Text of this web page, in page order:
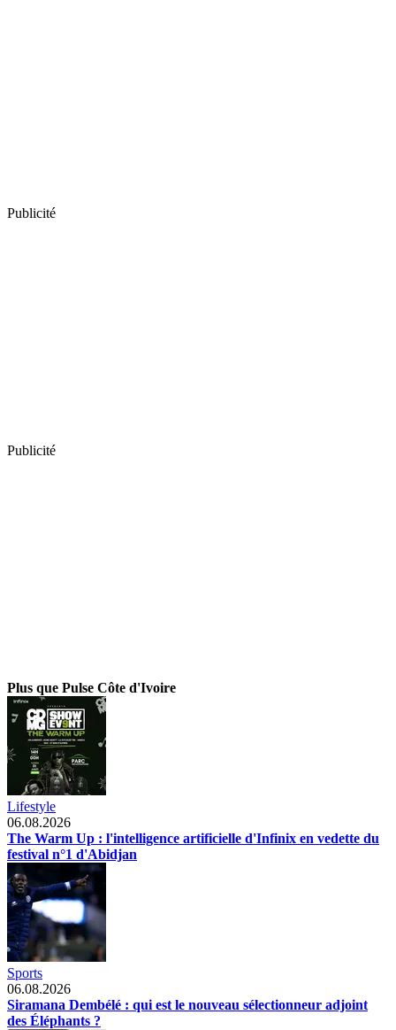
Publicité
Publicité
Plus que Pulse Côte d'Ivoire
Lifestyle
06.08.2026
The Warm Up : l'intelligence artificielle d'Infinix en vedette du
festival n°1 d'Abidjan
Sports
06.08.2026
Siramana Dembélé : qui est le nouveau sélectionneur adjoint
des Éléphants ?